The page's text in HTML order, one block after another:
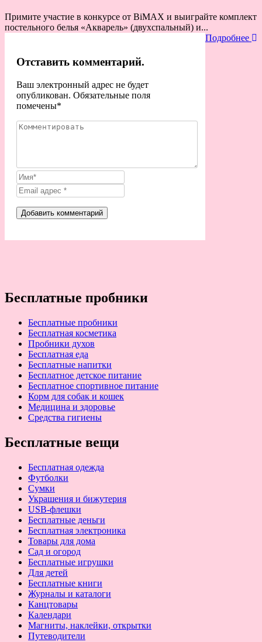
Примите участие в конкурсе от BiMAX и выиграйте комплект
постельного белья «Акварель» (двухспальный) и...
Подробнее
Отставить комментарий.
Ваш электронный адрес не будет
опубликован. Обязательные поля
помечены*
Бесплатные пробники
Бесплатные пробники
Бесплатная косметика
Пробники духов
Бесплатная еда
Бесплатные напитки
Бесплатное детское питание
Бесплатное спортивное питание
Корм для собак и кошек
Медицина и здоровье
Средства гигиены
Бесплатные вещи
Бесплатная одежда
Футболки
Сумки
Украшения и бижутерия
USB-флешки
Бесплатные деньги
Бесплатная электроника
Товары для дома
Сад и огород
Бесплатные игрушки
Для детей
Бесплатные книги
Журналы и каталоги
Канцтовары
Календари
Магниты, наклейки, открытки
Путеводители